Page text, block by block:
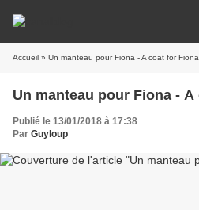
Accueil » Un manteau pour Fiona - A coat for Fiona
Un manteau pour Fiona -
Publié le 13/01/2018 à 17:38
Par Guyloup